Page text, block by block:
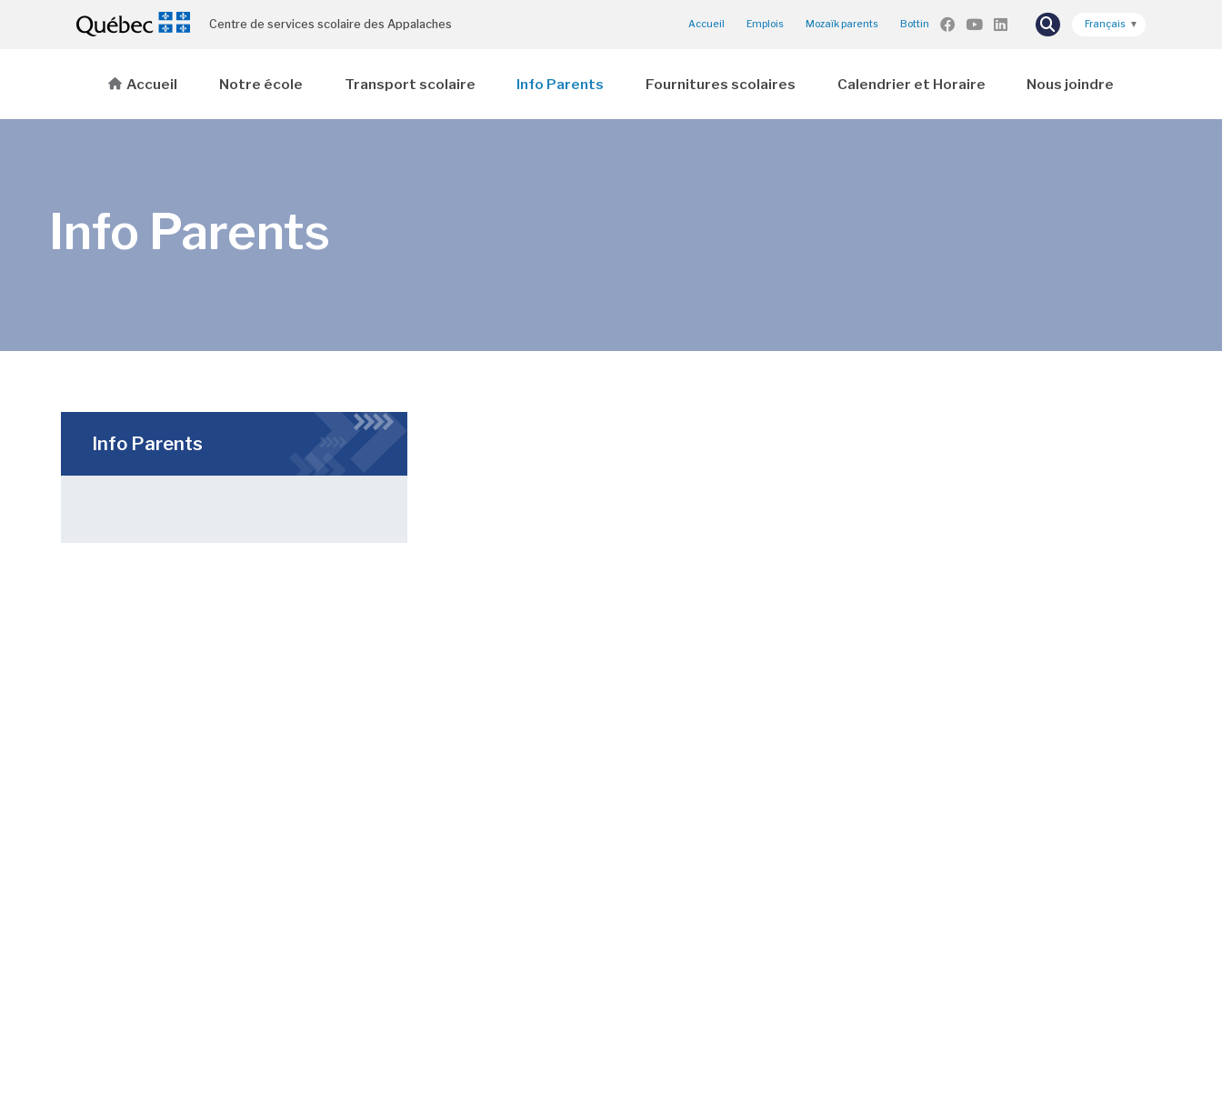
Centre de services scolaire des Appalaches Accueil Emplois Mozaïk parents Bottin Français ▼
Accueil Notre école Transport scolaire Info Parents Fournitures scolaires Calendrier et Horaire Nous joindre
Info Parents
Info Parents